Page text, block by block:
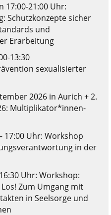
17:00-21:00 Uhr:
Schutzkonzepte sicher
und
Erarbeitung
13:30
sexualisierter
2026 in Aurich + 2.
Multiplikator*innen-
17:00 Uhr: Workshop
in der
Uhr: Workshop:
Zum Umgang mit
in Seelsorge und